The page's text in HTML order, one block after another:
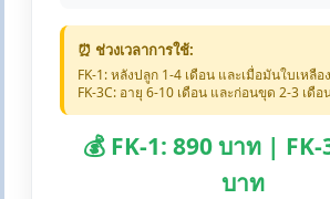
⏰ ช่วงเวลาการใช้:
FK-1: หลังปลูก 1-4 เดือน และเมื่อมันใบเหลือง
FK-3C: อายุ 6-10 เดือน และก่อนขุด 2-3 เดือ
💰 FK-1: 890 บาท | FK-
บาท